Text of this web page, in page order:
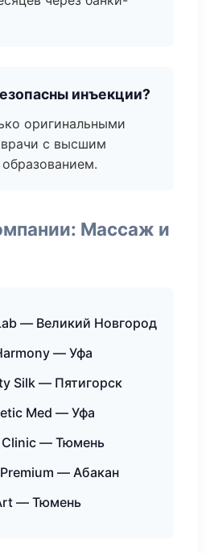
инъекции?
оригинальными
с высшим
Массаж и
— Великий Новгород
— Уфа
Silk — Пятигорск
Med — Уфа
Clinic — Тюмень
— Абакан
— Тюмень